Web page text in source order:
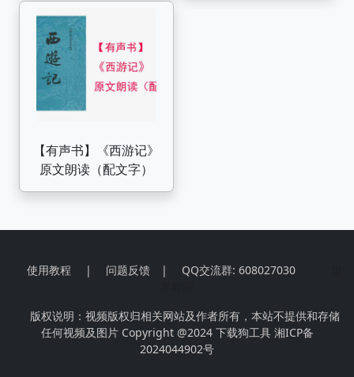
版本）
【有声书】《西游记》
原文朗读（配文字）
使用教程 | 问题反馈 | QQ交流群: 608027030
版权说明：视频版权归相关网站及作者所有，本站不提供和存储
任何视频及图片 Copyright @2024 下载狗工具 湘ICP备
2024044902号